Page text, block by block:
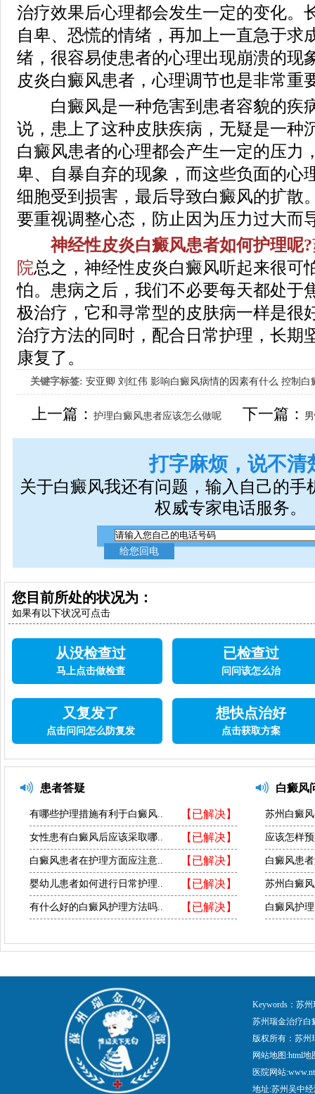
治疗效果后心理都会发生一定的变化。
自卑、恐慌的情绪，再加上一直急于求
绪，很容易使患者的心理出现崩溃的现
皮炎白癜风患者，心理调节也是非常重
白癜风是一种危害到患者容貌的疾
说，患上了这种皮肤疾病，无疑是一种
白癜风患者的心理都会产生一定的压力
卑、自暴自弃的现象，而这些负面的心
细胞受到损害，最后导致白癜风的扩散
要重视调整心态，防止因为压力过大而
神经性皮炎白癜风患者如何护理呢?
院总之，神经性皮炎白癜风听起来很可
怕。患病之后，我们不必要每天都处于
极治疗，它和寻常型的皮肤病一样是很
治疗方法的同时，配合日常护理，长期
康复了。
关键字标签: 安亚卿 刘红伟 影响白癜风病情的因素有什么 控制白
女生应该如何治疗呢
上一篇：护理白癜风患者应该怎么做呢 下一篇：
打字麻烦，说不清
关于白癜风我还有问题，输入自己的手
权威专家电话服务。
您目前所处的状况为：
如果有以下状况可点击
从没检查过
马上点击做检查
已检查过
问问该怎么治
又复发了
点击问问怎么防复发
想快点治好
点击获取方案
患者答疑
【已解决】
有哪些护理措施有利于白癜风..
【已解决】
女性患有白癜风后应该采取哪..
【已解决】
白癜风患者在护理方面应注意..
【已解决】
婴幼儿患者如何进行日常护理..
【已解决】
有什么好的白癜风护理方法吗..
白癜风
苏州白癜
应该怎样
白癜风患
苏州白癜
白癜风护
Keywords：苏
苏州瑞金治疗白
版权所有：苏
网站地图:html地
医院网站
地址:苏州吴中